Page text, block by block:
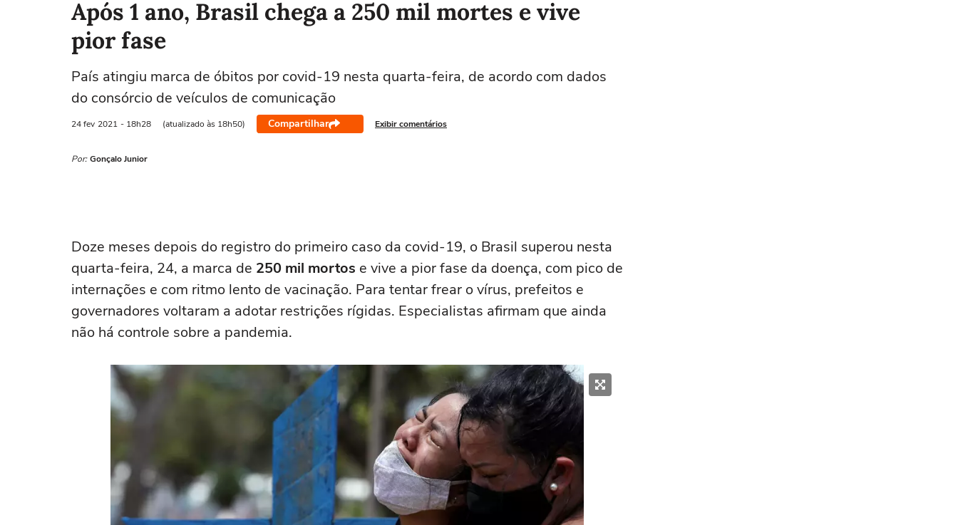
Após 1 ano, Brasil chega a 250 mil mortes e vive
pior fase
País atingiu marca de óbitos por covid-19 nesta quarta-feira, de acordo com dados
do consórcio de veículos de comunicação
24 fev 2021 - 18h28 (atualizado às 18h50) Compartilhar Exibir comentários
Por: Gonçalo Junior
Doze meses depois do registro do primeiro caso da covid-19, o Brasil superou nesta
quarta-feira, 24, a marca de 250 mil mortos e vive a pior fase da doença, com pico de
internações e com ritmo lento de vacinação. Para tentar frear o vírus, prefeitos e
governadores voltaram a adotar restrições rígidas. Especialistas afirmam que ainda
não há controle sobre a pandemia.